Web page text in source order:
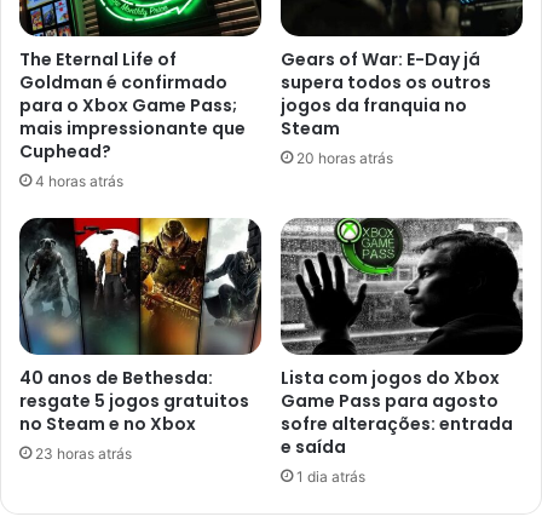
The Eternal Life of
Goldman é confirmado
para o Xbox Game Pass;
mais impressionante que
Cuphead?
4 horas atrás
Gears of War: E-Day já
supera todos os outros
jogos da franquia no
Steam
20 horas atrás
40 anos de Bethesda:
resgate 5 jogos gratuitos
no Steam e no Xbox
23 horas atrás
Lista com jogos do Xbox
Game Pass para agosto
sofre alterações: entrada
e saída
1 dia atrás